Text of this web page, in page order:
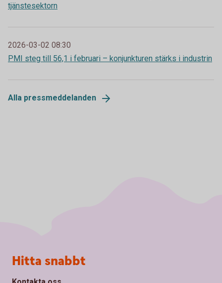
tjänstesektorn
2026-03-02 08:30
PMI steg till 56,1 i februari – konjunkturen stärks i industrin
Alla pressmeddelanden
Sidfot
Hitta snabbt